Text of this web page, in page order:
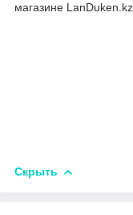
магазине
Скрыть